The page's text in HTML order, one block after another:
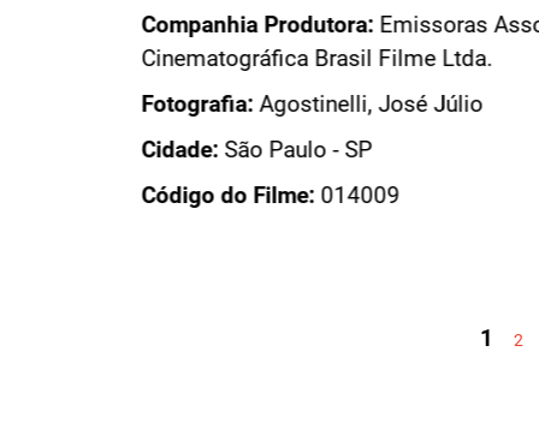
Companhia Produtora:Emissoras Associadas de
Cinematográfica Brasil Filme Ltda.
Agostinelli, José Júlio
São Paulo - SP
Código do Filme:014009
1 2